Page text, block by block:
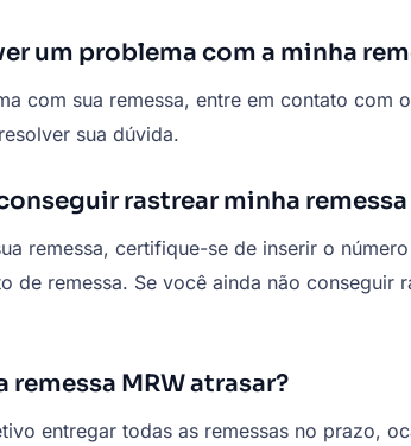
um problema com a minha
com sua remessa, entre em contato
sua dúvida.
rastrear minha remessa
remessa, certifique-se de inserir o
de remessa. Se você ainda não
remessa MRW atrasar?
entregar todas as remessas no prazo,